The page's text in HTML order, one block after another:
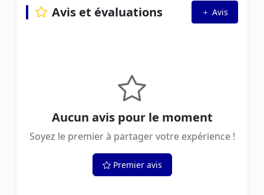
Avis et évaluations Avis
Aucun avis pour le moment
Soyez le premier à partager votre expérience !
Premier avis